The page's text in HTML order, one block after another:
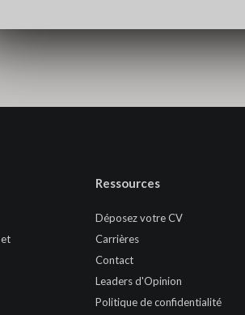
Ressources
Déposez votre CV
Carrières
Contact
Leaders d'Opinion
Politique de confidentialité